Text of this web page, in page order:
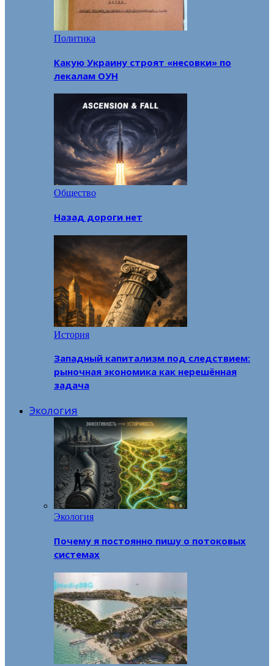
Политика
Какую Украину строят «несовки» по
лекалам ОУН
Общество
Назад дороги нет
История
Западный капитализм под следствием:
рыночная экономика как нерешённая
задача
Экология
Экология
Почему я постоянно пишу о потоковых
системах